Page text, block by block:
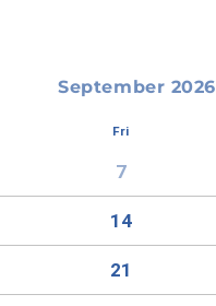
September 2026
Fri
7
14
21